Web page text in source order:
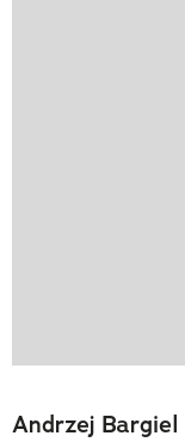
Andrzej